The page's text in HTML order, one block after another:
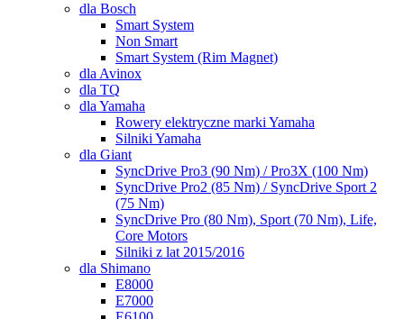
dla Bosch
Smart System
Non Smart
Smart System (Rim Magnet)
dla Avinox
dla TQ
dla Yamaha
Rowery elektryczne marki Yamaha
Silniki Yamaha
dla Giant
SyncDrive Pro3 (90 Nm) / Pro3X (100 Nm)
SyncDrive Pro2 (85 Nm) / SyncDrive Sport 2
(75 Nm)
SyncDrive Pro (80 Nm), Sport (70 Nm), Life,
Core Motors
Silniki z lat 2015/2016
dla Shimano
E8000
E7000